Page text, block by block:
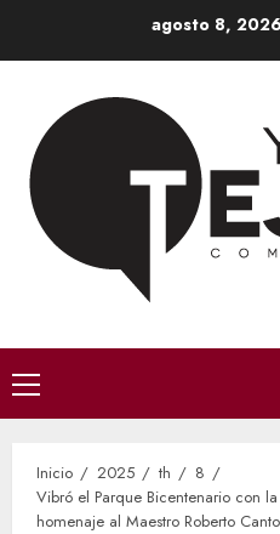
agosto 8, 2026
Menú
principal
Inicio 2025 th
8
Vibró el Parque Bicentenario con
homenaje al Maestro Roberto